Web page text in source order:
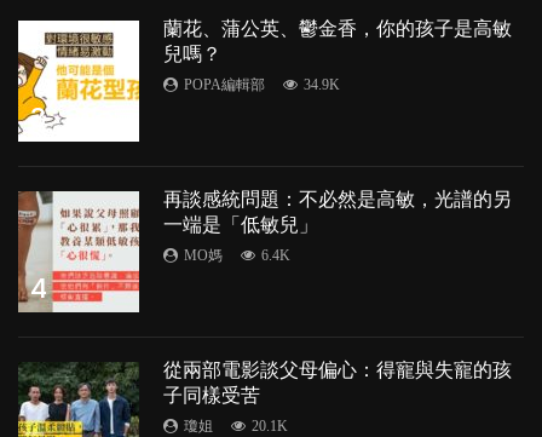
3
蘭花、蒲公英、鬱金香，你的孩子是高敏
兒嗎？
POPA編輯部 34.9K
4
再談感統問題：不必然是高敏，光譜的另
一端是「低敏兒」
MO媽 6.4K
從兩部電影談父母偏心：得寵與失寵的孩
子同樣受苦
瓊姐 20.1K